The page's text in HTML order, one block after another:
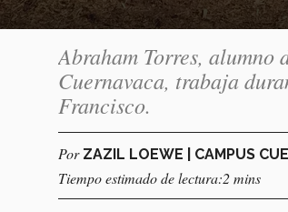
Abraham Torres, alumno
Cuernavaca, trabaja
Francisco.
Por ZAZIL LOEWE | CAMPUS
Tiempo estimado de lectura:2 mins